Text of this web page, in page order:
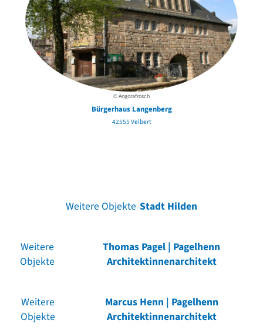
© Angorafrosch
Bürgerhaus Langenberg
42555 Velbert
Weitere Objekte Stadt Hilden
Weitere
Objekte
Thomas Pagel | Pagelhenn
Architektinnenarchitekt
Weitere
Objekte
Marcus Henn | Pagelhenn
Architektinnenarchitekt